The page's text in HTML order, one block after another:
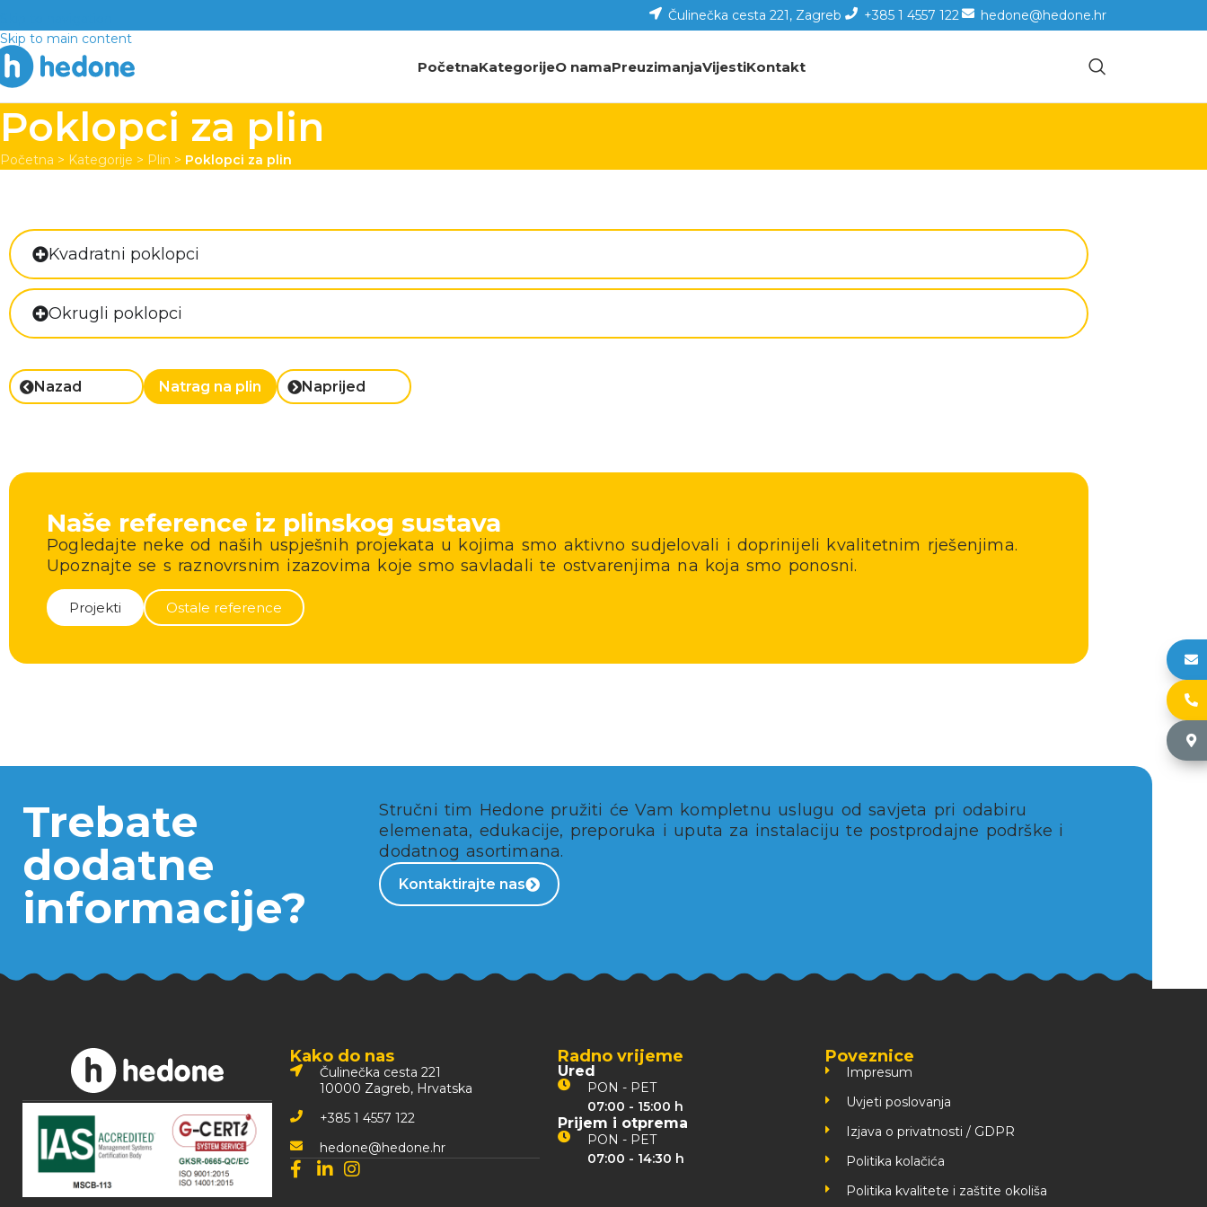
Skip to main content
Čulinečka cesta 221, Zagreb +385 1 4557 122 hedone@hedone.hr
PočetnaKategorijeO namaPreuzimanjaVijestiKontakt
Poklopci za plin
Početna > Kategorije > Plin > Poklopci za plin
Kvadratni poklopci
Okrugli poklopci
Nazad Natrag na plin Naprijed
Naše reference iz plinskog sustava
Pogledajte neke od naših uspješnih projekata u kojima smo aktivno sudjelovali i doprinijeli kvalitetnim rješenjima.
Upoznajte se s raznovrsnim izazovima koje smo savladali te ostvarenjima na koja smo ponosni.
Projekti Ostale reference
Trebate
dodatne
informacije?
Stručni tim Hedone pružiti će Vam kompletnu uslugu od savjeta pri odabiru
elemenata, edukacije, preporuka i uputa za instalaciju te postprodajne podrške i
dodatnog asortimana.
Kontaktirajte nas
Kako do nas
Čulinečka cesta 221
10000 Zagreb, Hrvatska
+385 1 4557 122
hedone@hedone.hr
Radno vrijeme
Ured
PON - PET
07:00 - 15:00 h
Prijem i otprema
PON - PET
07:00 - 14:30 h
Poveznice
Impresum
Uvjeti poslovanja
Izjava o privatnosti / GDPR
Politika kolačića
Politika kvalitete i zaštite okoliša